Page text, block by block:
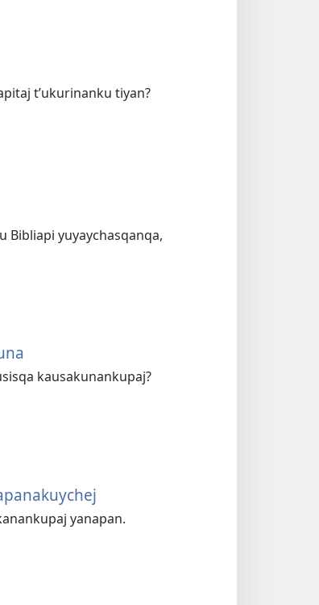
tʼukurinanku tiyan?
Bibliapi yuyaychasqanqa,
kausakunankupaj?
yanapan.